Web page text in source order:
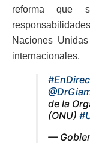
reforma que
Naciones
internacionales.
de la
(ONU)
—